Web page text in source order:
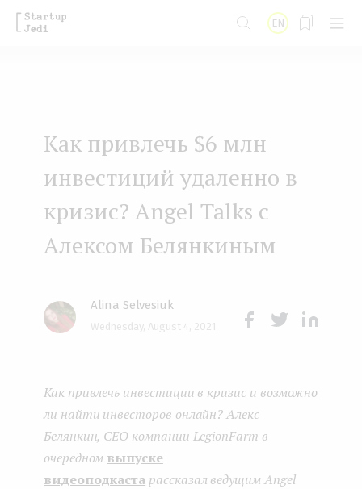
EN
Как привлечь $6 млн
инвестиций удаленно в
кризис? Angel Talks с
Алексом Белянкиным
Alina Selvesiuk
Wednesday, August 4, 2021
k
n
Как привлечь инвестиции в кризис и возможно
ли найти инвесторов онлайн? Алекс
Белянкин, CEO компании LegionFarm в
очередном выпуске
видеоподкаста рассказал ведущим Angel